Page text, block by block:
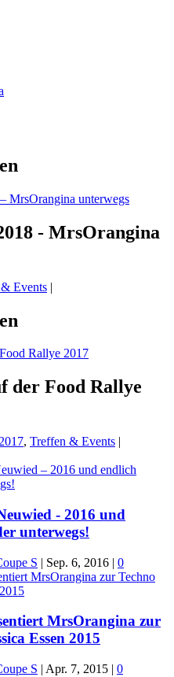
- MrsOrangina
Events |
der Food Rallye
, Treffen & Events |
- 2016 und
unterwegs!
S | Sep. 6, 2016 | 0
MrsOrangina zur
Essen 2015
S | Apr. 7, 2015 | 0